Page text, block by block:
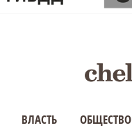
ВЛАСТЬ ОБЩЕСТВО